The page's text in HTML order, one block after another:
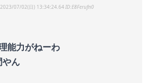
2023/07/02(日) 13:34:24.64 E8Ferufn0
能力がねーわ
やん